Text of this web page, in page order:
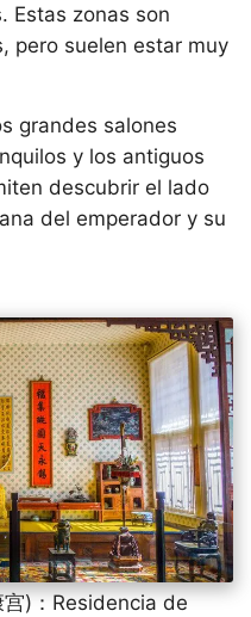
Estas zonas son
pero suelen estar muy
grandes salones
y los antiguos
descubrir el lado
del emperador y su
)：Residencia de